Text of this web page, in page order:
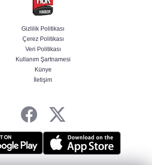
Hür Ağbaba soruşturmasında MASAK para
hareketlerini inceledi
Bakan Gürlek: Kanunda şehitleri incitecek
düzenleme yok
Gizlilik Politikası
Çerez Politikası
Veri Politikası
Kullanım Şartnamesi
Künye
İletişim